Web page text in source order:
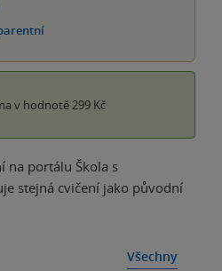
v hodnotě 299 Kč
na portálu Škola s
stejná cvičení jako původní
Všechny